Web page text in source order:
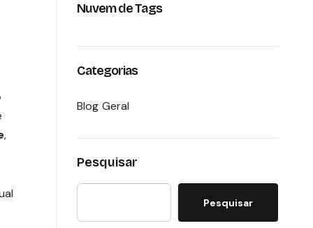
,
Nuvem de Tags
Categorias
Blog Geral
Pesquisar
Pesquisar